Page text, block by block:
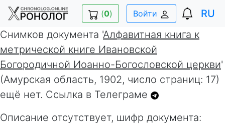
(0) Войти
RU
Снимков документа 'Алфавитная книга к
метрической книге Ивановской
Богородичной Иоанно-Богословской церкви'
(Амурская область, 1902, число страниц: 17)
ещё нет. Ссылка в Телеграме
Описание отсутствует, шифр документа: